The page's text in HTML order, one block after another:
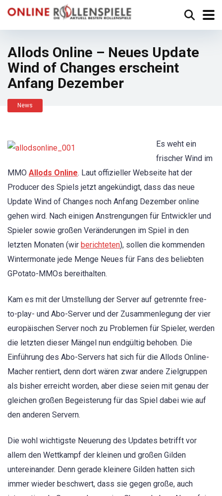
Allods Online – Neues Update
Wind of Changes erscheint
Anfang Dezember
News
Es weht ein
frischer Wind im
MMO Allods Online. Laut offizieller Webseite hat der
Producer des Spiels jetzt angekündigt, dass das neue
Update Wind of Changes noch Anfang Dezember online
gehen wird. Nach einigen Anstrengungen für Entwickler und
Spieler sowie großen Veränderungen im Spiel in den
letzten Monaten (wir berichteten), sollen die kommenden
Wintermonate jede Menge Neues für Fans des beliebten
GPotato-MMOs bereithalten.
Kam es mit der Umstellung der Server auf getrennte free-
to-play- und Abo-Server und der Zusammenlegung der vier
europäischen Server noch zu Problemen für Spieler, werden
die letzten dieser Mängel nun endgültig behoben. Die
Einführung des Abo-Servers hat sich für die Allods Online-
Macher rentiert, denn dort wären zwar andere Zielgruppen
als bisher erreicht worden, aber diese seien mit genau der
gleichen großen Begeisterung für das Spiel dabei wie auf
den anderen Servern.
Die wohl wichtigste Neuerung des Updates betrifft vor
allem den Wettkampf der kleinen und großen Gilden
untereinander. Denn gerade kleinere Gilden hatten sich
immer wieder beschwert, dass sie gegen große, auch